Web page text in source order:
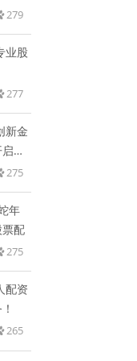
279
业股
277
新金
财
275
年
配
275
配资
265